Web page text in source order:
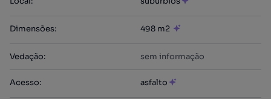
Dimensões: 498 m2
Vedação: sem informação
Acesso: asfalto